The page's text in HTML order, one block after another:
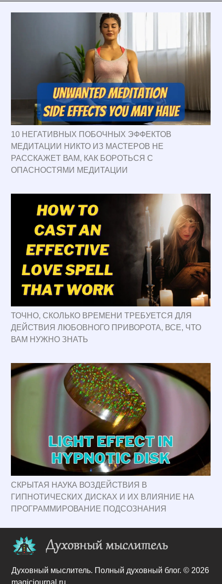
10 НЕГАТИВНЫХ ПОБОЧНЫХ ЭФФЕКТОВ
МЕДИТАЦИИ НИКТО ИЗ МАСТЕРОВ НЕ
РАССКАЖЕТ ВАМ, КАК БОРОТЬСЯ С
ОПАСНОСТЯМИ МЕДИТАЦИИ
ТОЧНО, СКОЛЬКО ВРЕМЕНИ ТРЕБУЕТСЯ ДЛЯ
ДЕЙСТВИЯ ЛЮБОВНОГО ПРИВОРОТА, ВСЕ, ЧТО
ВАМ НУЖНО ЗНАТЬ
СКРЫТАЯ НАУКА ВОЗДЕЙСТВИЯ В
ГИПНОТИЧЕСКИХ ДИСКАХ И ИХ ВЛИЯНИЕ НА
ПРОГРАММИРОВАНИЕ ПОДСОЗНАНИЯ
Духовный мыслитель. Полный духовный блог. © 2026